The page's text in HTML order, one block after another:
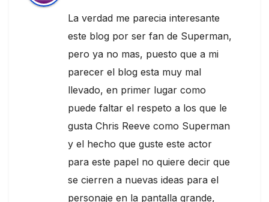
La verdad me parecia interesante
este blog por ser fan de Superman,
pero ya no mas, puesto que a mi
parecer el blog esta muy mal
llevado, en primer lugar como
puede faltar el respeto a los que le
gusta Chris Reeve como Superman
y el hecho que guste este actor
para este papel no quiere decir que
se cierren a nuevas ideas para el
personaje en la pantalla grande,